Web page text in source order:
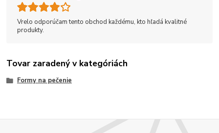
Vrelo odporúčam tento obchod každému, kto hľadá kvalitné
produkty.
Tovar zaradený v kategóriách
Formy na pečenie